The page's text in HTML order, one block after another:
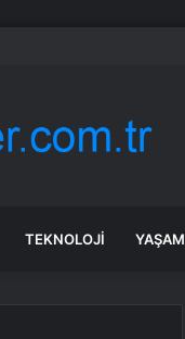
TL ceza kesildi
TEKNOLOJI YAŞAM